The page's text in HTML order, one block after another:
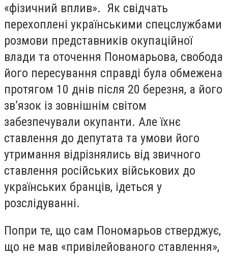
«фізичний вплив». Як свідчать
перехоплені українськими спецслужбами
розмови представників окупаційної
влади та оточення Пономарьова, свобода
його пересування справді була обмежена
протягом 10 днів після 20 березня, а його
зв’язок із зовнішнім світом
забезпечували окупанти. Але їхнє
ставлення до депутата та умови його
утримання відрізнялись від звичного
ставлення російських військових до
українських бранців, ідеться у
розслідуванні.
Попри те, що сам Пономарьов стверджує,
що не мав «привілейованого ставлення»,